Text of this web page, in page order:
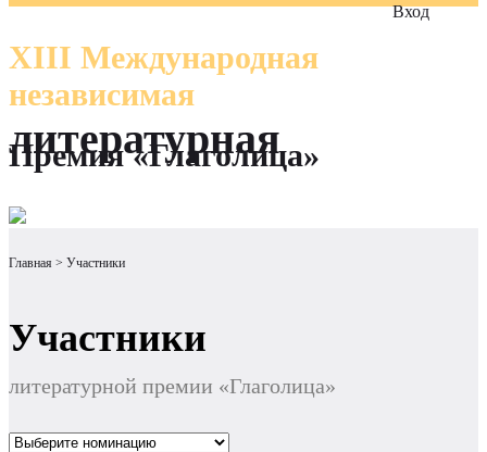
Вход
XIII Международная
независимая
литературная
Премия «Глаголица»
Главная Участники
Участники
литературной премии «Глаголица»